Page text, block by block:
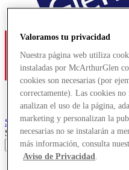
SalzburgDesigner Outlet
Search input
Valoramos tu privacidad
Nuestra página web utiliza
instaladas por McArthurGlen
cookies son necesarias (por
correctamente). Las cookies no
analizan el uso de la página,
marketing y personalizan la
necesarias no se instalarán a
más información, consulta
Aviso de Privacidad.